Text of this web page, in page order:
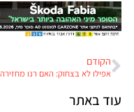
הקודם
עוד באתר